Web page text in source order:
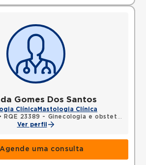
Gomes Dos Santos
Clínica Mastologia Clínica
•
RQE 23389 - Ginecologia e obstetrícia
Ver perfil
Agende uma consulta